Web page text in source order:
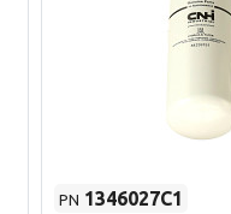
PN 1346027C1